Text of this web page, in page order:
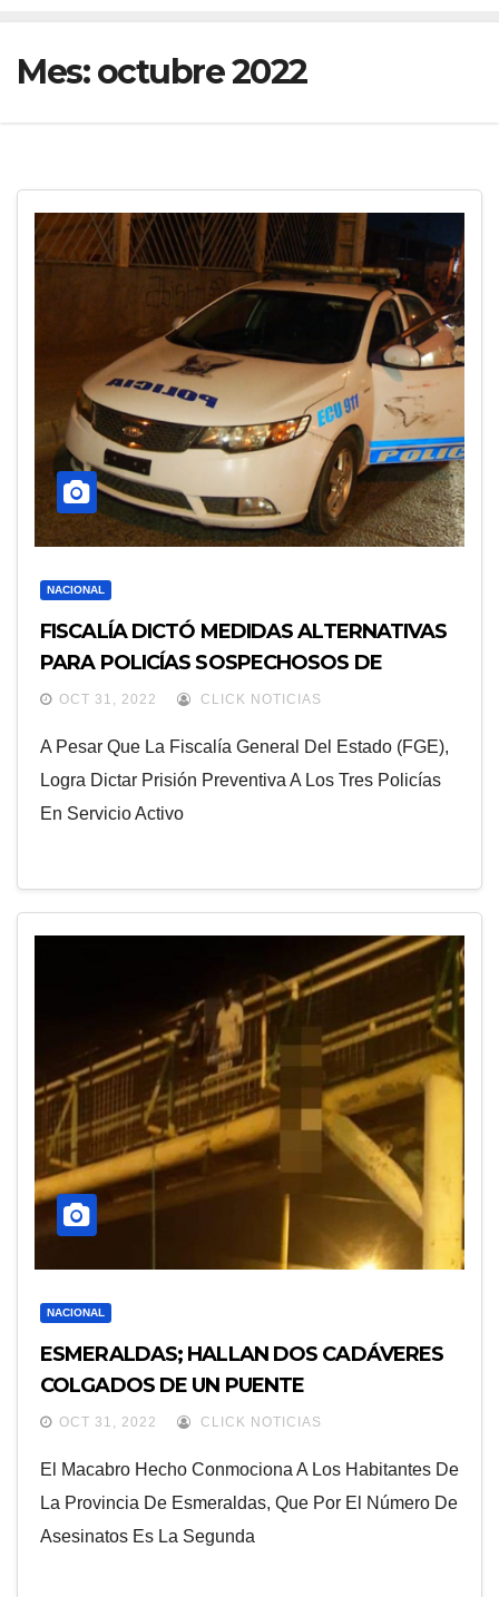
Mes:octubre 2022
NACIONAL
FISCALÍA DICTÓ MEDIDAS ALTERNATIVAS
PARA POLICÍAS SOSPECHOSOS DE
TRASLADAR DROGAS
OCT 31, 2022 CLICK NOTICIAS
A Pesar Que La Fiscalía General Del Estado (FGE),
Logra Dictar Prisión Preventiva A Los Tres Policías
En Servicio Activo
NACIONAL
ESMERALDAS; HALLAN DOS CADÁVERES
COLGADOS DE UN PUENTE
OCT 31, 2022 CLICK NOTICIAS
El Macabro Hecho Conmociona A Los Habitantes De
La Provincia De Esmeraldas, Que Por El Número De
Asesinatos Es La Segunda